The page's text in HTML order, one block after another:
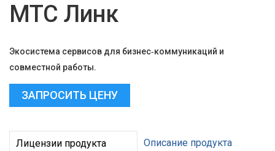
МТС Линк
Экосистема сервисов для бизнес‑коммуникаций и
совместной работы.
ЗАПРОСИТЬ ЦЕНУ
Лицензии продукта Описание продукта